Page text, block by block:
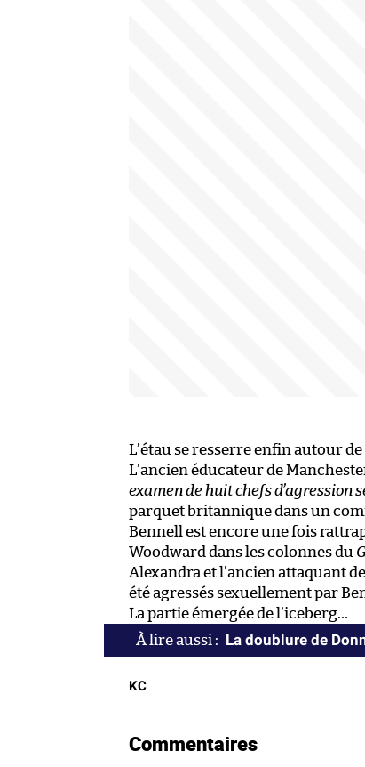
L’étau se resserre enfin autour
L’ancien éducateur de
examen de huit chefs d’agression
parquet britannique dans un
Bennell est encore une fois
Woodward dans les colonnes du
Alexandra et l’ancien attaquant
été agressés sexuellement par
La partie émergée de l’iceberg…
La doublure de
KC
Commentaires